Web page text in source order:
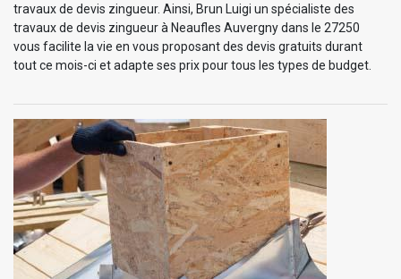
travaux de devis zingueur. Ainsi, Brun Luigi un spécialiste des
travaux de devis zingueur à Neaufles Auvergny dans le 27250
vous facilite la vie en vous proposant des devis gratuits durant
tout ce mois-ci et adapte ses prix pour tous les types de budget.